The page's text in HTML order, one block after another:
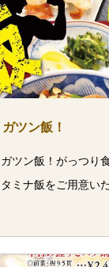
ツン飯！
ツン飯！がっつり
ミナ飯をご用意い